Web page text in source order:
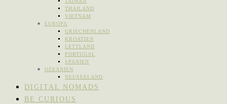
THAILAND
VIETNAM
EUROPA
GRIECHENLAND
KROATIEN
LETTLAND
PORTUGAL
SPANIEN
OZEANIEN
NEUSEELAND
DIGITAL NOMADS
BE CURIOUS